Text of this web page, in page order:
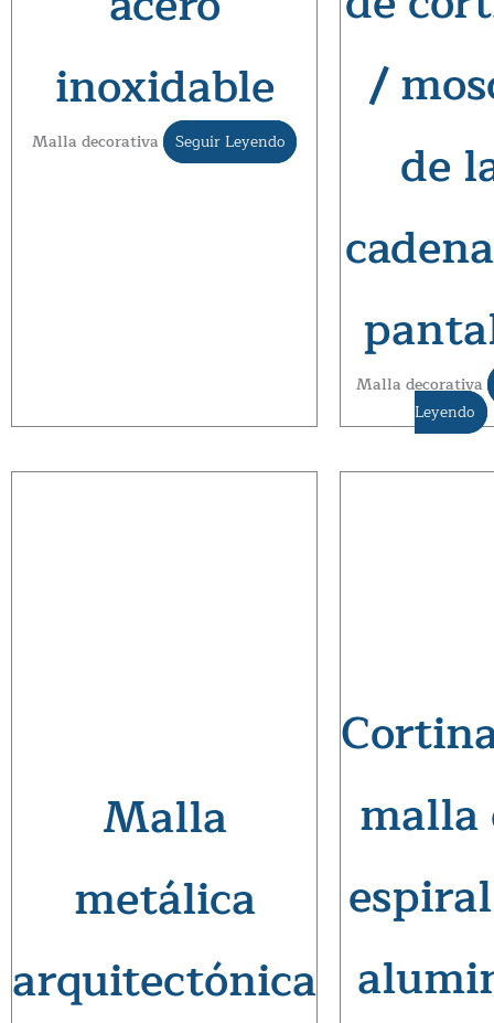
inoxidable
Malla decorativa Seguir Leyendo
/
de
Malla decorativa
Leyendo
Malla
metálica
arquitectónica
malla